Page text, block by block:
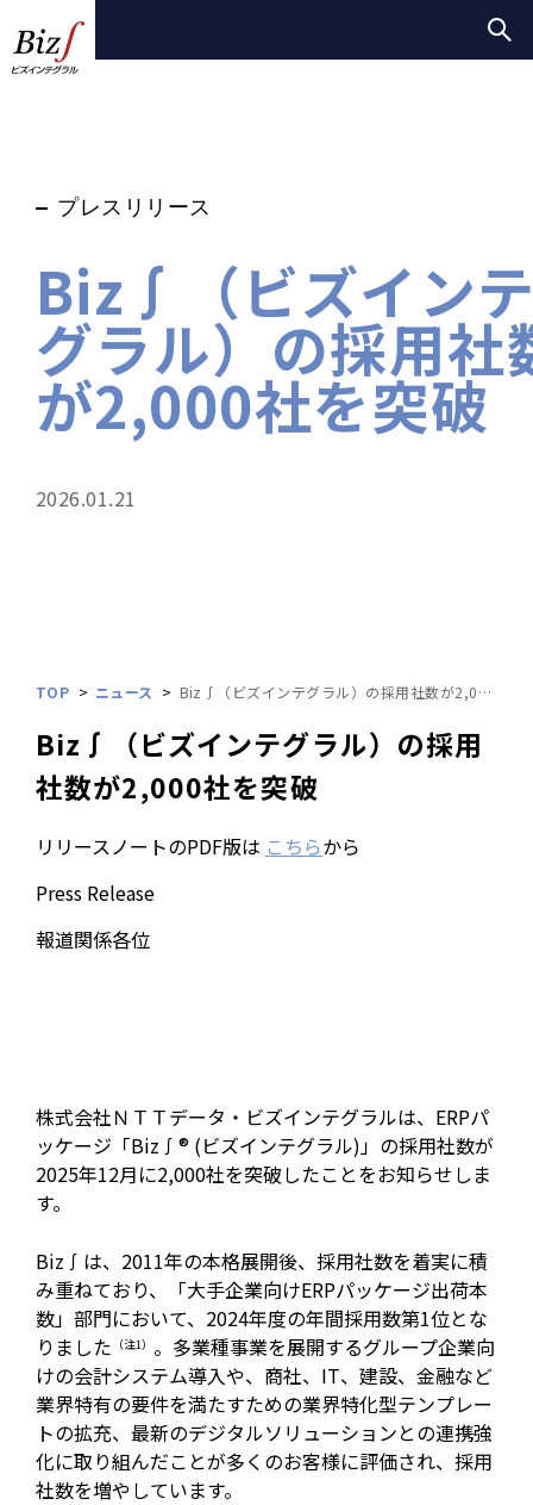
プレスリリース
Biz∫（ビズイン
グラル）の採用社
が2,000社を突破
2026.01.21
TOP ニュース Biz∫（ビズインテグラル）の採用社数が2,000社を突破
Biz∫（ビズインテグラル）の採用
社数が2,000社を突破
リリースノートのPDF版は こちらから
Press Release
報道関係各位
株式会社ＮＴＴデータ・ビズインテグラルは、ERPパ
ッケージ「Biz∫® (ビズインテグラル)」の採用社数が
2025年12月に2,000社を突破したことをお知らせしま
す。
Biz∫は、2011年の本格展開後、採用社数を着実に積
み重ねており、「大手企業向けERPパッケージ出荷本
数」部門において、2024年度の年間採用数第1位とな
りました （注1） 。多業種事業を展開するグループ企業向
けの会計システム導入や、商社、IT、建設、金融など
業界特有の要件を満たすための業界特化型テンプレー
トの拡充、最新のデジタルソリューションとの連携強
化に取り組んだことが多くのお客様に評価され、採用
社数を増やしています。